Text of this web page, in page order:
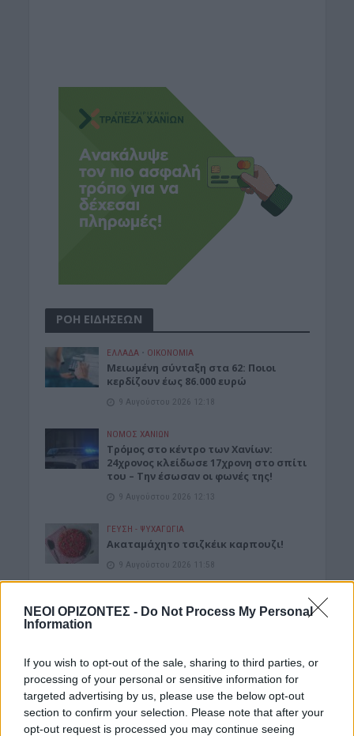
ΝΕΟΙ ΟΡΙΖΟΝΤΕΣ - Do Not Process My Personal
Information
If you wish to opt-out of the sale, sharing to third parties, or
processing of your personal or sensitive information for
targeted advertising by us, please use the below opt-out
section to confirm your selection. Please note that after your
opt-out request is processed you may continue seeing
ΡΟΗ ΕΙΔΗΣΕΩΝ
ΕΛΛΑΔΑ • ΟΙΚΟΝΟΜΙΑ
Μειωμένη σύνταξη στα 62: Ποιοι
κερδίζουν έως 86.000 ευρώ
9 Αυγούστου 2026 12:18
ΝΟΜΌΣ ΧΑΝΊΩΝ
Τρόμος στο κέντρο των Χανίων:
24χρονος κλείδωσε 17χρονη στο σπίτι
του – Την έσωσαν οι φωνές της!
9 Αυγούστου 2026 12:13
ΓΕΎΣΗ - ΨΥΧΑΓΩΓΊΑ
Ακαταμάχητο τσιζκέικ καρπουζι!
9 Αυγούστου 2026 11:58
Κρήτη: Απανωτά περιστατικά μέθης –
9 Αυγούστου 2026 11:47
ΔΉΜΟΣ ΚΙΣΆΜΟΥ
Κίσαμος: Σύλληψη 32χρονου για
κλοπές